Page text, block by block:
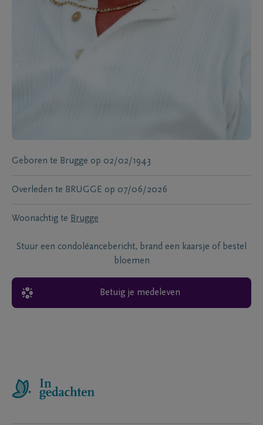
Geboren te Brugge op 02/02/1943
Overleden te BRUGGE op 07/06/2026
Woonachtig te Brugge
Stuur een condoléancebericht, brand een kaarsje of bestel
bloemen
Betuig je medeleven